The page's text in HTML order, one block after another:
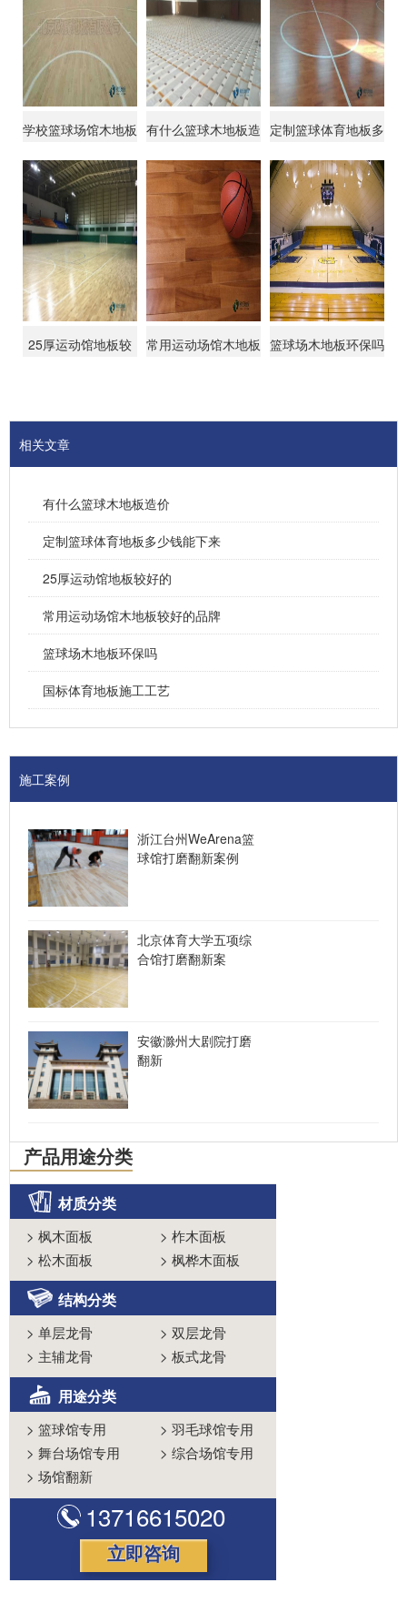
学校篮球场馆木地板 有什么篮球木地板造 定制篮球体育地板多
25厚运动馆地板较
常用运动场馆木地板 篮球场木地板环保吗
相关文章
有什么篮球木地板造价
定制篮球体育地板多少钱能下来
25厚运动馆地板较好的
常用运动场馆木地板较好的品牌
篮球场木地板环保吗
国标体育地板施工工艺
施工案例
浙江台州WeArena篮
球馆打磨翻新案例
北京体育大学五项综
合馆打磨翻新案
安徽滁州大剧院打磨
翻新
产品用途分类
材质分类
> 枫木面板 > 柞木面板
> 松木面板 > 枫桦木面板
结构分类
> 单层龙骨 > 双层龙骨
> 主辅龙骨 > 板式龙骨
用途分类
> 篮球馆专用 > 羽毛球馆专用
> 舞台场馆专用 > 综合场馆专用
> 场馆翻新
13716615020
立即咨询